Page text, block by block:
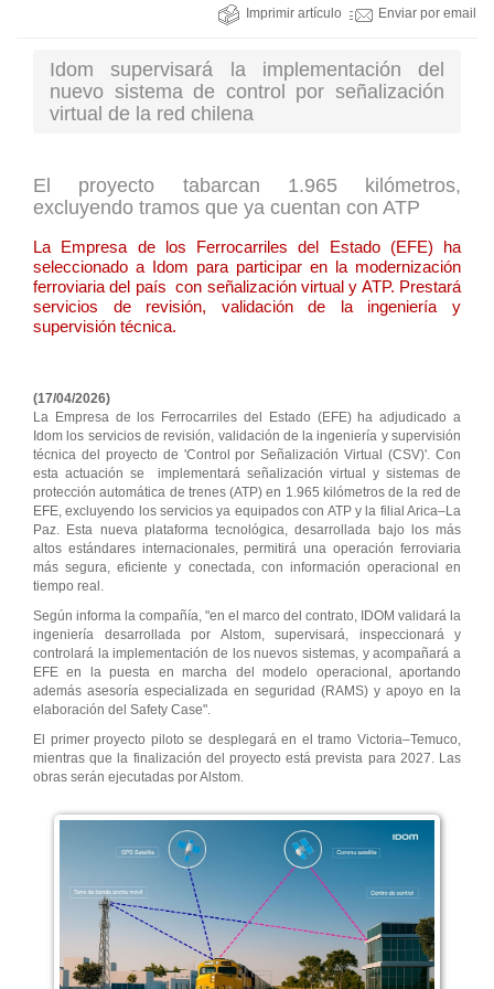
Imprimir artículo Enviar por email
Idom supervisará la implementación del
nuevo sistema de control por señalización
virtual de la red chilena
El proyecto tabarcan 1.965 kilómetros,
excluyendo tramos que ya cuentan con ATP
La Empresa de los Ferrocarriles del Estado (EFE) ha
seleccionado a Idom para participar en la modernización
ferroviaria del país con señalización virtual y ATP. Prestará
servicios de revisión, validación de la ingeniería y
supervisión técnica.
(17/04/2026)
La Empresa de los Ferrocarriles del Estado (EFE) ha adjudicado a
Idom los servicios de revisión, validación de la ingeniería y supervisión
técnica del proyecto de 'Control por Señalización Virtual (CSV)'. Con
esta actuación se implementará señalización virtual y sistemas de
protección automática de trenes (ATP) en 1.965 kilómetros de la red de
EFE, excluyendo los servicios ya equipados con ATP y la filial Arica–La
Paz. Esta nueva plataforma tecnológica, desarrollada bajo los más
altos estándares internacionales, permitirá una operación ferroviaria
más segura, eficiente y conectada, con información operacional en
tiempo real.
Según informa la compañía, "en el marco del contrato, IDOM validará la
ingeniería desarrollada por Alstom, supervisará, inspeccionará y
controlará la implementación de los nuevos sistemas, y acompañará a
EFE en la puesta en marcha del modelo operacional, aportando
además asesoría especializada en seguridad (RAMS) y apoyo en la
elaboración del Safety Case".
El primer proyecto piloto se desplegará en el tramo Victoria–Temuco,
mientras que la finalización del proyecto está prevista para 2027. Las
obras serán ejecutadas por Alstom.